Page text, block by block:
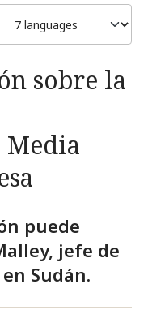
sobre la
puede
jefe de
Sudán.